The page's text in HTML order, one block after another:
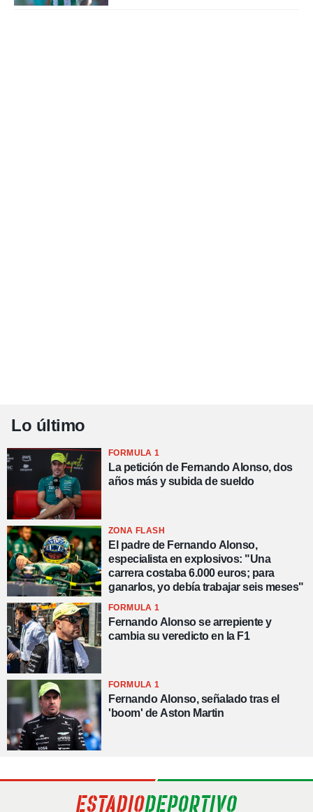
Lo último
FORMULA 1
La petición de Fernando Alonso, dos
años más y subida de sueldo
ZONA FLASH
El padre de Fernando Alonso,
especialista en explosivos: "Una
carrera costaba 6.000 euros; para
ganarlos, yo debía trabajar seis meses"
FORMULA 1
Fernando Alonso se arrepiente y
cambia su veredicto en la F1
FORMULA 1
Fernando Alonso, señalado tras el
'boom' de Aston Martin